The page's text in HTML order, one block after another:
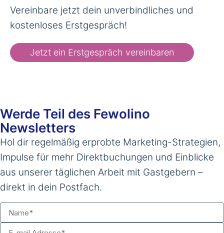
Vereinbare jetzt dein unverbindliches und
kostenloses Erstgespräch!
Jetzt ein Erstgespräch vereinbaren
Werde Teil des Fewolino
Newsletters
Hol dir regelmäßig erprobte Marketing-Strategien,
Impulse für mehr Direktbuchungen und Einblicke
aus unserer täglichen Arbeit mit Gastgebern –
direkt in dein Postfach.